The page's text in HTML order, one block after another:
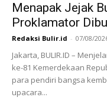
Menapak Jejak
Proklamator
Redaksi Bulir.id - 07/08/
Jakarta, BULIR.ID –
ke-81 Kemerdekaan
para pendiri bangsa
upacara...